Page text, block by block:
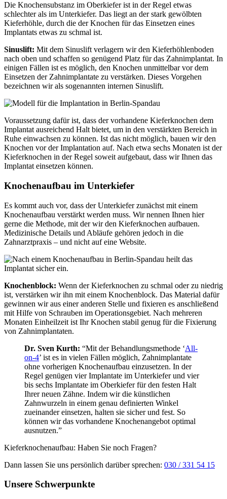
Die Knochensubstanz im Oberkiefer ist in der Regel etwas
schlechter als im Unterkiefer. Das liegt an der stark gewölbten
Kieferhöhle, durch die der Knochen für das Einsetzen eines
Implantats etwas zu schmal ist.
Sinuslift: Mit dem Sinuslift verlagern wir den Kieferhöhlenboden
nach oben und schaffen so genügend Platz für das Zahnimplantat. In
einigen Fällen ist es möglich, den Knochen unmittelbar vor dem
Einsetzen der Zahnimplantate zu verstärken. Dieses Vorgehen
bezeichnen wir als sogenannten internen Sinuslift.
Voraussetzung dafür ist, dass der vorhandene Kieferknochen dem
Implantat ausreichend Halt bietet, um in den verstärkten Bereich in
Ruhe einwachsen zu können. Ist das nicht möglich, bauen wir den
Knochen vor der Implantation auf. Nach etwa sechs Monaten ist der
Kieferknochen in der Regel soweit aufgebaut, dass wir Ihnen das
Implantat einsetzen können.
Knochenaufbau im Unterkiefer
Es kommt auch vor, dass der Unterkiefer zunächst mit einem
Knochenaufbau verstärkt werden muss. Wir nennen Ihnen hier
gerne die Methode, mit der wir den Kieferknochen aufbauen.
Medizinische Details und Abläufe gehören jedoch in die
Zahnarztpraxis – und nicht auf eine Website.
Knochenblock: Wenn der Kieferknochen zu schmal oder zu niedrig
ist, verstärken wir ihn mit einem Knochenblock. Das Material dafür
gewinnen wir aus einer anderen Stelle und fixieren es anschließend
mit Hilfe von Schrauben im Operationsgebiet. Nach mehreren
Monaten Einheilzeit ist Ihr Knochen stabil genug für die Fixierung
von Zahnimplantaten.
Dr. Sven Kurth: “Mit der Behandlungsmethode ‘All-
on-4’ ist es in vielen Fällen möglich, Zahnimplantate
ohne vorherigen Knochenaufbau einzusetzen. In der
Regel genügen vier Implantate im Unterkiefer und vier
bis sechs Implantate im Oberkiefer für den festen Halt
Ihrer neuen Zähne. Indem wir die künstlichen
Zahnwurzeln in einem genau definierten Winkel
zueinander einsetzen, halten sie sicher und fest. So
können wir das vorhandene Knochenangebot optimal
ausnutzen.”
Kieferknochenaufbau: Haben Sie noch Fragen?
Dann lassen Sie uns persönlich darüber sprechen: 030 / 331 54 15
Unsere Schwerpunkte